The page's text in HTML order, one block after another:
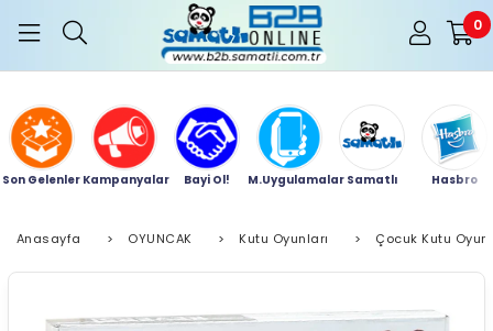
0
Son Gelenler Kampanyalar Bayi Ol! M.Uygulamalar Samatlı Hasbro
Anasayfa > OYUNCAK > Kutu Oyunları > Çocuk Kutu